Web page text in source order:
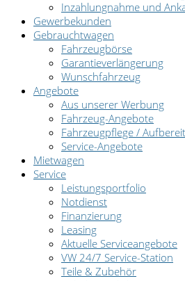
Inzahlungnahme und
Gewerbekunden
Gebrauchtwagen
Fahrzeugbörse
Garantieverlängerung
Wunschfahrzeug
Angebote
Aus unserer Werbung
Fahrzeug-Angebote
Fahrzeugpflege /
Service-Angebote
Mietwagen
Service
Leistungsportfolio
Notdienst
Finanzierung
Leasing
Aktuelle Serviceangebote
VW 24/7 Service-Station
Teile & Zubehör